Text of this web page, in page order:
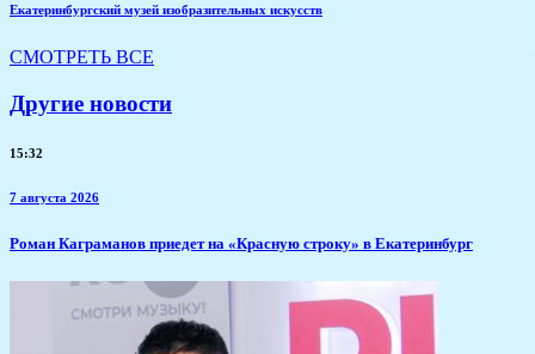
Екатеринбургский музей изобразительных искусств
СМОТРЕТЬ ВСЕ
Другие новости
15:32
7 августа 2026
​Роман Каграманов приедет на «Красную строку» в Екатеринбург